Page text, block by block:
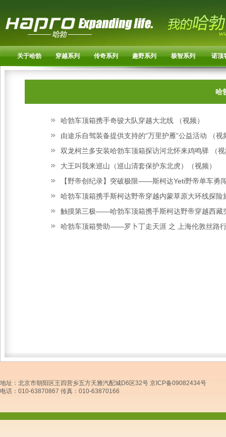
关于哈勃 穿越系列 传奇系列 趣野系列 极智系列 诺顶
哈
哈勃车顶箱携手奇骏大队穿越大北线 （视频）
由途乐自驾装备提供支持的“万里护雁”公益活动 （视
双龙柯兰多安装哈勃车顶箱探访河北怀来鸡鸣驿 （
大王叫我来巡山（巡山清套保护东北虎）（视频）
【野帝创纪录】突破极限——斯柯达Yeti野帝单车勇
哈勃车顶箱携手斯柯达野帝穿越内蒙草原大环线探险
触摸第三极——哈勃车顶箱携手斯柯达野帝穿越西藏
哈勃车顶箱赞助——罗卜丁走天涯 之 上海伦敦丝路
地址：北京市朝阳区王四营乡五方天雅汽配城D6区32号 京ICP备09082434号
电话：010-63870867 传真：010-63870166